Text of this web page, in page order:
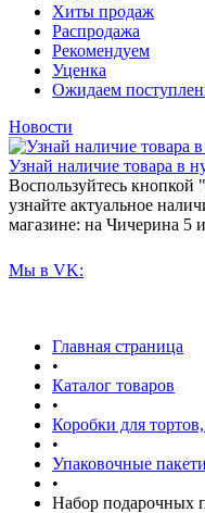
Хиты продаж
Распродажа
Рекомендуем
Уценка
Ожидаем
Новости
Узнай наличие товара в
Воспользуйтесь кнопкой
узнайте актуальное
магазине: на Чичерина 5
Мы в VK:
Главная страница
•
Каталог товаров
•
Коробки для
•
Упаковочные
•
Набор подарочных